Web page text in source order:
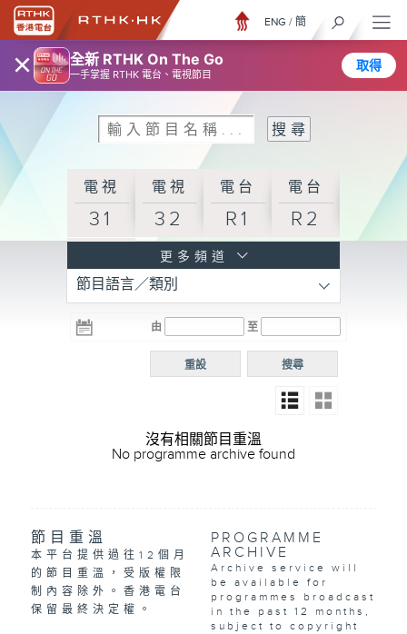
× 全新 RTHK On The Go
一手掌握 RTHK 電台、電視節目
取得
ENG / 簡
電視
31
電視
32
電台
R1
電台
R2
R3
電台 電台
R5
電台
普通
更多頻道
節目語言／類別
由 至
搜尋
重設
沒有相關節目重溫
No programme archive found
節目重溫
本平台提供過往12個月
的節目重溫，受版權限
制內容除外。香港電台
保留最終決定權。
PROGRAMME
ARCHIVE
Archive service will
be available for
programmes broadcast
in the past 12 months,
subject to copyright